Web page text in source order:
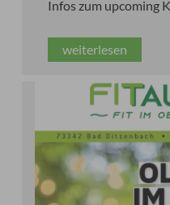
Kandeltreff lädt
ein!
Infos zum upcoming
weiterlesen